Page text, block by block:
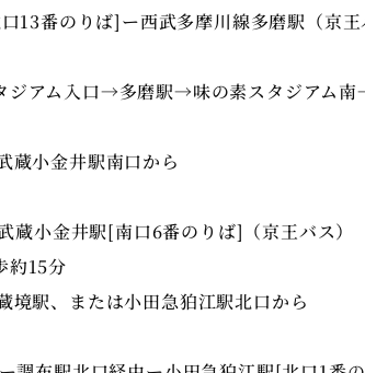
番のりば]ー西武多摩川線多磨駅（京王
アム入口→多磨駅→味の素スタジアム
蔵小金井駅南口から
小金井駅[南口6番のりば]（京王バス）
約15分
駅、または小田急狛江駅北口から